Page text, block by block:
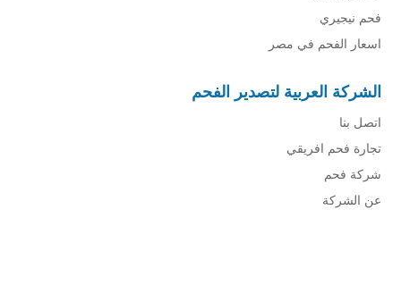
فحم نيجيري
اسعار الفحم في مصر
الشركة العربية لتصدير الفحم
اتصل بنا
تجارة فحم افريقي
شركة فحم
عن الشركة